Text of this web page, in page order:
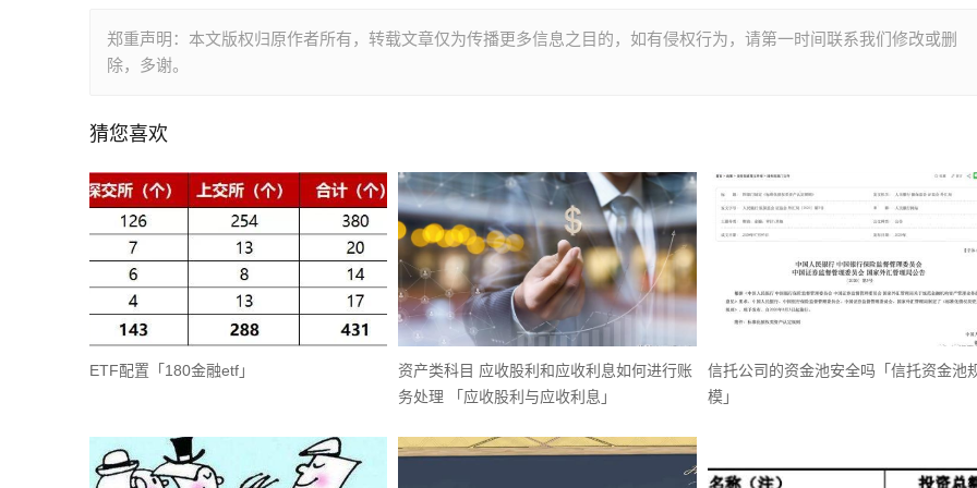
郑重声明：本文版权归原作者所有，转载文章仅为传播更多信息之目的，如有侵权行为，请第一时间联系我们修改或删
除，多谢。
猜您喜欢
ETF配置「180金融etf」
资产类科目 应收股利和应收利息如何进行账
务处理 「应收股利与应收利息」
信托公司的资金池安全吗「信托资金池
模」